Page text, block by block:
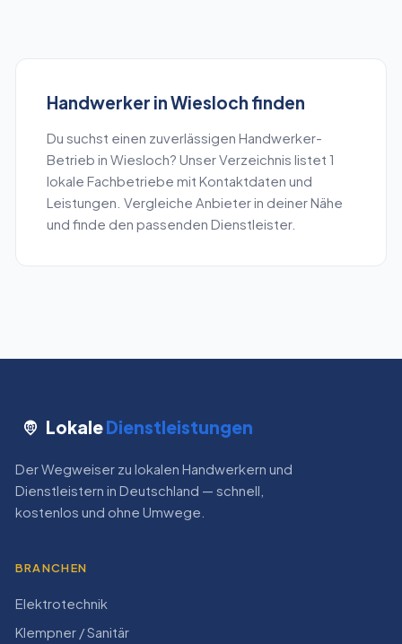
Handwerker inWiesloch finden
Du suchst einen zuverlässigen Handwerker-
Betrieb in Wiesloch? Unser Verzeichnis listet 1
lokale Fachbetriebe mit Kontaktdaten und
Leistungen. Vergleiche Anbieter in deiner Nähe
und finde den passenden Dienstleister.
LokaleDienstleistungen
Der Wegweiser zu lokalen Handwerkern und
Dienstleistern in Deutschland — schnell,
kostenlos und ohne Umwege.
BRANCHEN
Elektrotechnik
Klempner / Sanitär